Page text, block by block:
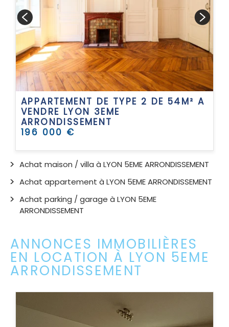
APPARTEMENT DE TYPE 2 DE 54M² A
VENDRE LYON 3EME
ARRONDISSEMENT
196 000 €
Achat maison / villa à LYON 5EME ARRONDISSEMENT
Achat appartement à LYON 5EME ARRONDISSEMENT
Achat parking / garage à LYON 5EME
ARRONDISSEMENT
ANNONCES IMMOBILIÈRES
EN LOCATION À LYON 5EME
ARRONDISSEMENT